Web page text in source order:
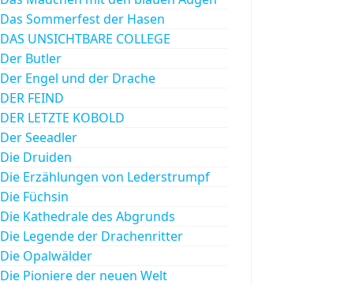
Das Sommerfest der Hasen
DAS UNSICHTBARE COLLEGE
Der Butler
Der Engel und der Drache
DER FEIND
DER LETZTE KOBOLD
Der Seeadler
Die Druiden
Die Erzählungen von Lederstrumpf
Die Füchsin
Die Kathedrale des Abgrunds
Die Legende der Drachenritter
Die Opalwälder
Die Pioniere der neuen Welt